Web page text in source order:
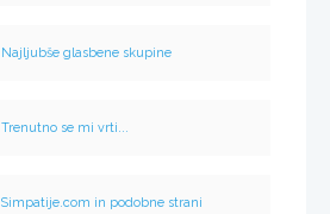
Najljubše glasbene skupine
Trenutno se mi vrti...
Simpatije.com in podobne strani